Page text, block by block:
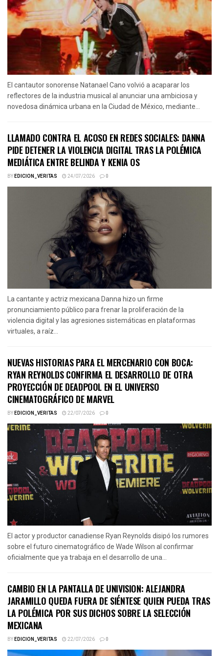
El cantautor sonorense Natanael Cano volvió a acaparar los
reflectores de la industria musical al anunciar una ambiciosa y
novedosa dinámica urbana en la Ciudad de México, mediante...
LLAMADO CONTRA EL ACOSO EN REDES SOCIALES: DANNA
PIDE DETENER LA VIOLENCIA DIGITAL TRAS LA POLÉMICA
MEDIÁTICA ENTRE BELINDA Y KENIA OS
BYEDICION_VERITAS 24/07/2026 0
La cantante y actriz mexicana Danna hizo un firme
pronunciamiento público para frenar la proliferación de la
violencia digital y las agresiones sistemáticas en plataformas
virtuales, a raíz...
NUEVAS HISTORIAS PARA EL MERCENARIO CON BOCA:
RYAN REYNOLDS CONFIRMA EL DESARROLLO DE OTRA
PROYECCIÓN DE DEADPOOL EN EL UNIVERSO
CINEMATOGRÁFICO DE MARVEL
BYEDICION_VERITAS 22/07/2026 0
El actor y productor canadiense Ryan Reynolds disipó los rumores
sobre el futuro cinematográfico de Wade Wilson al confirmar
oficialmente que ya trabaja en el desarrollo de una...
CAMBIO EN LA PANTALLA DE UNIVISION: ALEJANDRA
JARAMILLO QUEDA FUERA DE SIÉNTESE QUIEN PUEDA TRAS
LA POLÉMICA POR SUS DICHOS SOBRE LA SELECCIÓN
MEXICANA
BYEDICION_VERITAS 22/07/2026 0